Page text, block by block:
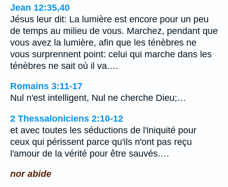
Jean 12:35,40
Jésus leur dit: La lumière est encore pour un peu
de temps au milieu de vous. Marchez, pendant que
vous avez la lumière, afin que les ténèbres ne
vous surprennent point: celui qui marche dans les
ténèbres ne sait où il va.…
Romains 3:11-17
Nul n'est intelligent, Nul ne cherche Dieu;…
2 Thessaloniciens 2:10-12
et avec toutes les séductions de l'iniquité pour
ceux qui périssent parce qu'ils n'ont pas reçu
l'amour de la vérité pour être sauvés.…
nor abide